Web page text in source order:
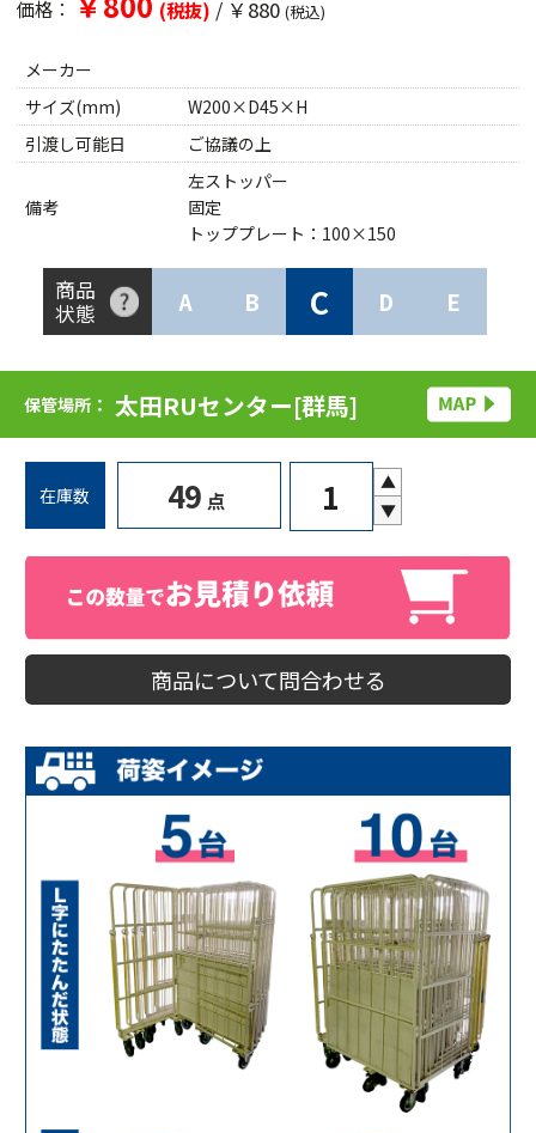
価格： (税抜) / ￥880 (税込)
メーカー
サイズ(mm)
W200×D45×H
引渡し可能日
ご協議の上
備考
左ストッパー
固定
トッププレート：100×150
商品
状態
A B C D E
保管場所： 太田RUセンター[群馬]
在庫数 49 点
▲
▼
商品について問合わせる